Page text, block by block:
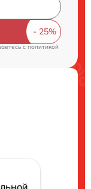
cполитикой